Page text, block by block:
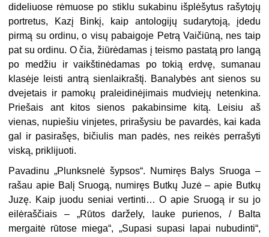
dideliuose rėmuose po stiklu sukabinu išplėšytus rašytojų
portretus, Kazį Binkį, kaip antologijų sudarytoją, įdedu
pirmą su ordinu, o visų pabaigoje Petrą Vaičiūną, nes taip
pat su ordinu. O čia, žiūrėdamas į teismo pastatą pro langą
po medžiu ir vaikštinėdamas po tokią erdvę, sumanau
klasėje leisti antrą sienlaikraštį. Banalybės ant sienos su
dvejetais ir pamokų praleidinėjimais mudviejų netenkina.
Priešais ant kitos sienos pakabinsime kitą. Leisiu aš
vienas, nupiešiu vinjetes, prirašysiu be pavardės, kai kada
gal ir pasirašęs, bičiulis man padės, nes reikės perrašyti
viską, priklijuoti.
Pavadinu „Plunksnelė šypsos“. Numiręs Balys Sruoga –
rašau apie Balį Sruogą, numiręs Butkų Juzė – apie Butkų
Juzę. Kaip juodu seniai vertinti… O apie Sruogą ir su jo
eilėraščiais – „Rūtos daržely, lauke purienos, / Balta
mergaitė rūtose miega“, „Supasi supasi lapai nubudinti“,